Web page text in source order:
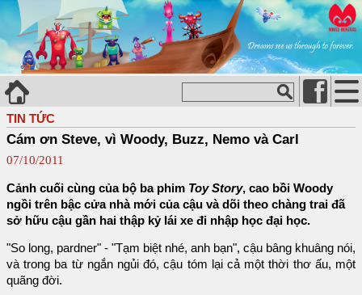
TIN TỨC
Cám ơn Steve, vì Woody, Buzz, Nemo và Carl
07/10/2011
Cảnh cuối cùng của bộ ba phim Toy Story, cao bồi Woody
ngồi trên bậc cửa nhà mới của cậu và dõi theo chàng trai đã
sở hữu cậu gần hai thập kỷ lái xe đi nhập học đại học.
"So long, pardner" - "Tạm biệt nhé, anh bạn", cậu bâng khuâng nói,
và trong ba từ ngắn ngủi đó, cậu tóm lại cả một thời thơ ấu, một
quãng đời.